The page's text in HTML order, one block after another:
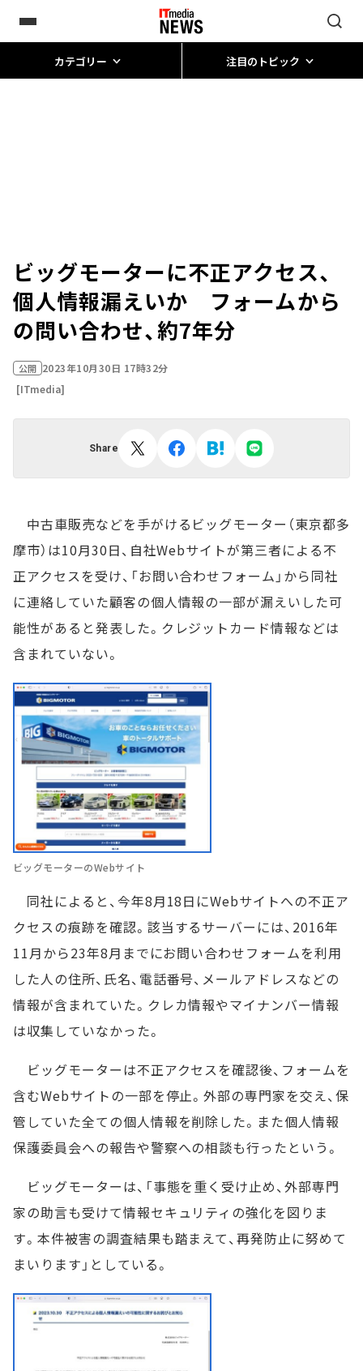
カテゴリー 注目のトピック
ビッグモーターに不正アクセス、
個人情報漏えいか フォームから
の問い合わせ、約7年分
公開 2023年10月30日 17時32分
[ITmedia]
Share
中古車販売などを手がけるビッグモーター（東京都多
摩市）は10月30日、自社Webサイトが第三者による不
正アクセスを受け、「お問い合わせフォーム」から同社
に連絡していた顧客の個人情報の一部が漏えいした可
能性があると発表した。クレジットカード情報などは
含まれていない。
ビッグモーターのWebサイト
同社によると、今年8月18日にWebサイトへの不正ア
クセスの痕跡を確認。該当するサーバーには、2016年
11月から23年8月までにお問い合わせフォームを利用
した人の住所、氏名、電話番号、メールアドレスなどの
情報が含まれていた。クレカ情報やマイナンバー情報
は収集していなかった。
ビッグモーターは不正アクセスを確認後、フォームを
含むWebサイトの一部を停止。外部の専門家を交え、保
管していた全ての個人情報を削除した。また個人情報
保護委員会への報告や警察への相談も行ったという。
ビッグモーターは、「事態を重く受け止め、外部専門
家の助言も受けて情報セキュリティの強化を図りま
す。本件被害の調査結果も踏まえて、再発防止に努めて
まいります」としている。